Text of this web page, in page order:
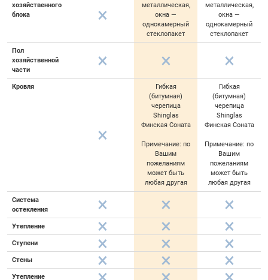
хозяйственного
блока
металлическая,
окна —
однокамерный
стеклопакет
металлическая,
окна —
однокамерный
стеклопакет
Пол
хозяйственной
части
Кровля
Гибкая
(битумная)
черепица
Shinglas
Финская Соната
Примечание: по
Вашим
пожеланиям
может быть
любая другая
Гибкая
(битумная)
черепица
Shinglas
Финская Соната
Примечание: по
Вашим
пожеланиям
может быть
любая другая
Система
остекления
Утепление
Ступени
Стены
Утепление